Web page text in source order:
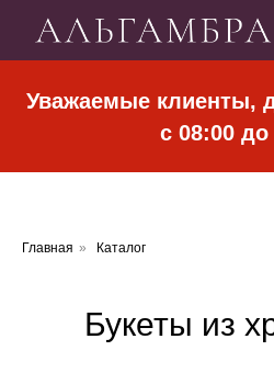
Уважаемые клиенты,
с 08:00 до
Главная » Каталог
Букеты из